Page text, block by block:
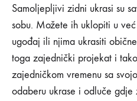
07/11/2019
SHARE
KOMENTARA
NA
Samoljepljivi zidni ukrasi su
sobu. Možete ih uklopiti u
ugođaj ili njima ukrasiti
toga zajednički projekat i
zajedničkom vremenu sa
odaberu ukrase i odluče